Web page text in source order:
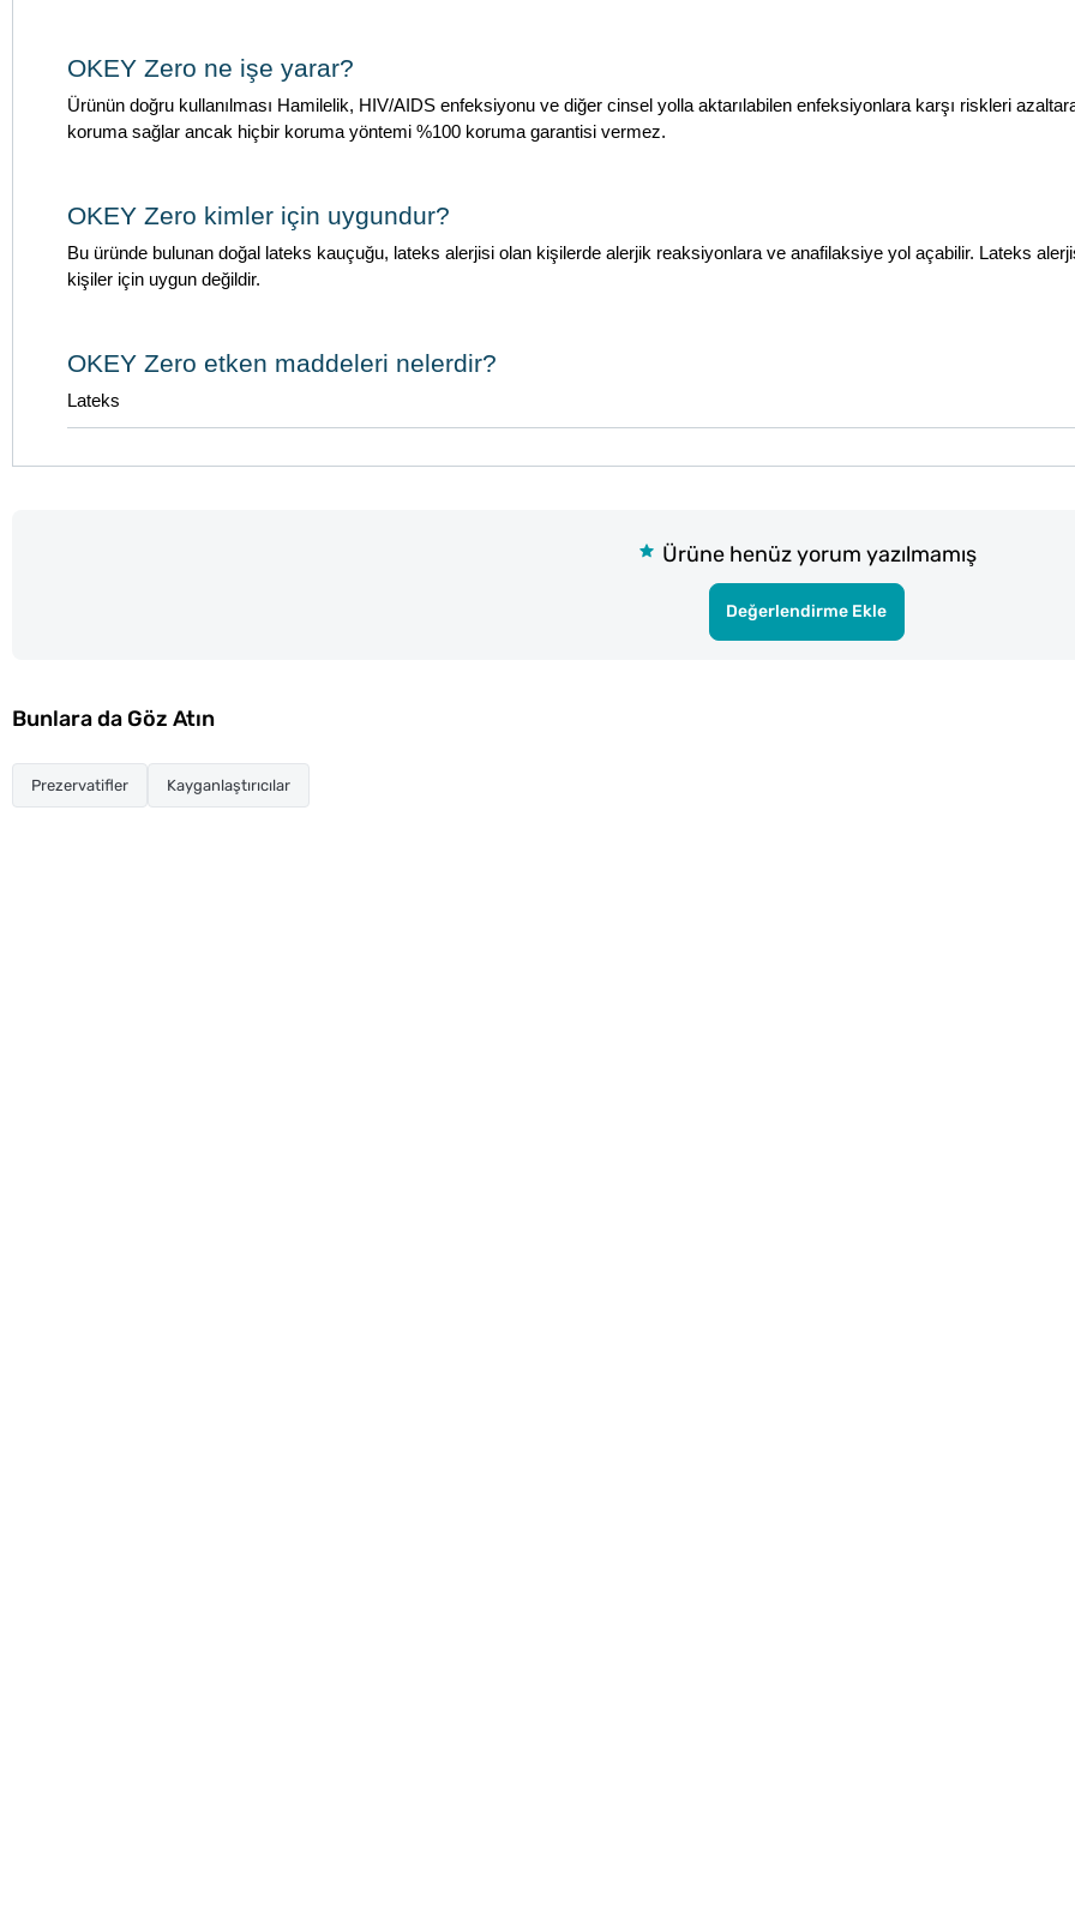
OKEY Zero ne işe yarar?
Ürünün doğru kullanılması Hamilelik, HIV/AIDS enfeksiyonu ve diğer cinsel yolla aktarılabilen enfeksiyonlara karşı riskleri
koruma sağlar ancak hiçbir koruma yöntemi %100 koruma garantisi vermez.
OKEY Zero kimler için uygundur?
Bu üründe bulunan doğal lateks kauçuğu, lateks alerjisi olan kişilerde alerjik reaksiyonlara ve anafilaksiye yol açabilir. Lateks
kişiler için uygun değildir.
OKEY Zero etken maddeleri nelerdir?
Lateks
Ürüne henüz yorum yazılmamış
Değerlendirme Ekle
Bunlara da Göz Atın
Prezervatifler Kayganlaştırıcılar